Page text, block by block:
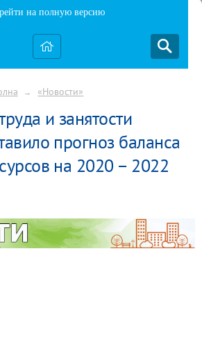
на полную версию
→ «Новости»
и занятости
прогноз баланса
на 2020 – 2022